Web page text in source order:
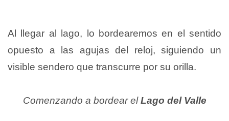
Al llegar al lago, lo bordearemos en el sentido
opuesto a las agujas del reloj, siguiendo un
visible sendero que transcurre por su orilla.
Comenzando a bordear elLago del Valle